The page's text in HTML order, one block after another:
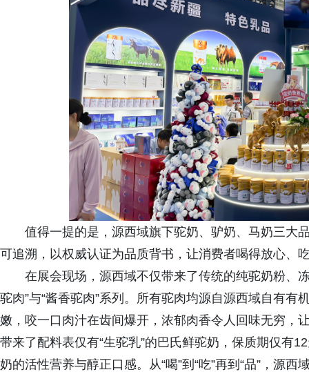
值得一提的是，源西域旗下驼奶、驴奶、马奶三大
可追溯，以权威认证为品质背书，让消费者喝得放心、
在展会现场，源西域不仅带来了传统的纯驼奶粉、
驼肉”与“酱香驼肉”系列。所有驼肉均源自源西域自有
嫩，咬一口肉汁在齿间爆开，浓郁肉香令人回味无穷，
带来了配料表仅有“生驼乳”的巴氏鲜驼奶，保质期仅有
奶的活性营养与醇正口感。从“喝”到“吃”再到“品”，源